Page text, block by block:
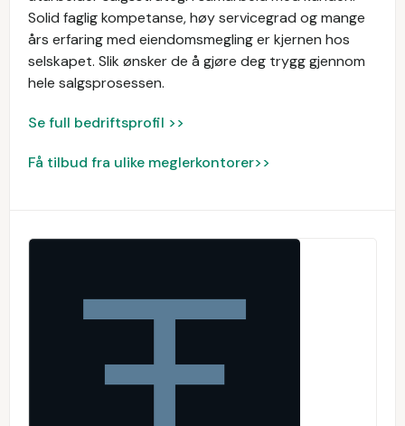
Solid faglig kompetanse, høy servicegrad og mange
års erfaring med eiendomsmegling er kjernen hos
selskapet. Slik ønsker de å gjøre deg trygg gjennom
hele salgsprosessen.
Se full bedriftsprofil >>
Få tilbud fra ulike meglerkontorer>>